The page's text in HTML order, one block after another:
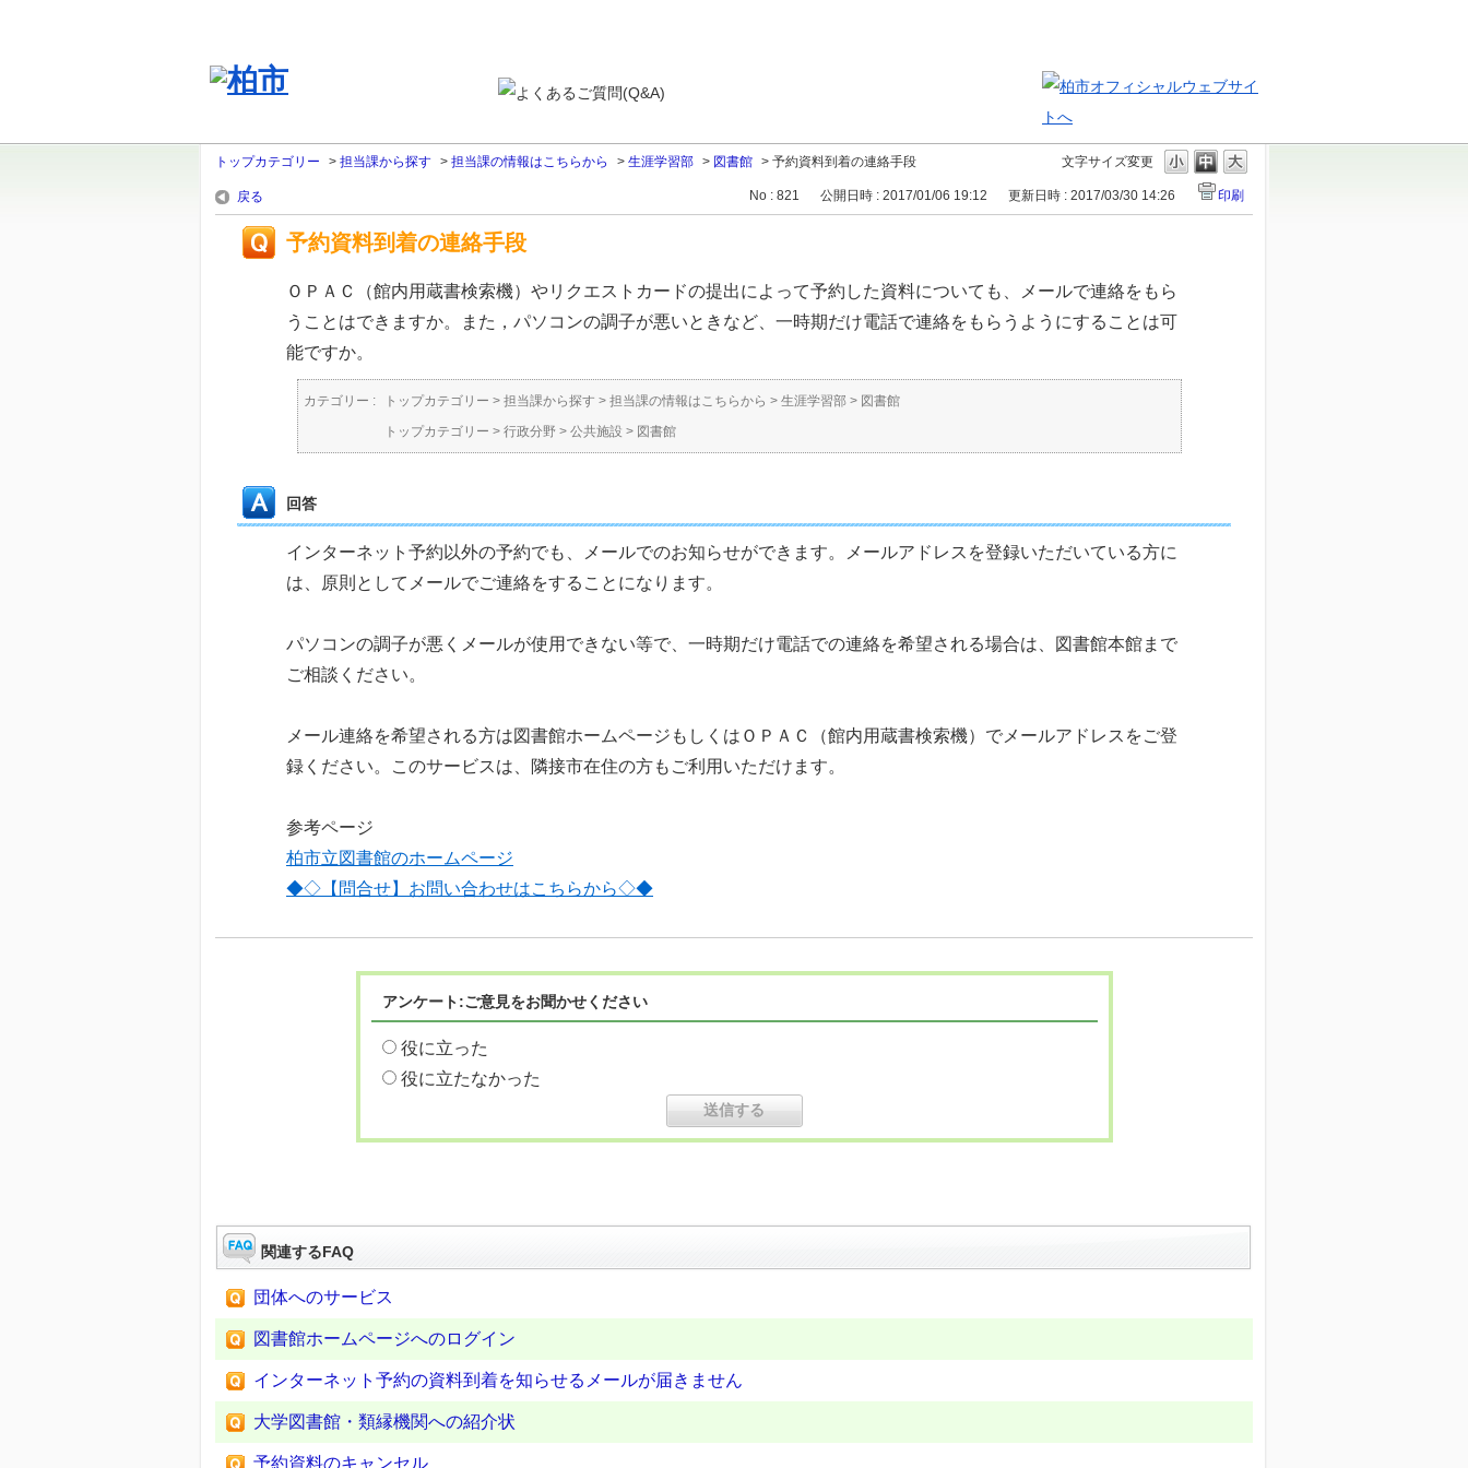
文字サイズ変更
トップカテゴリー > 担当課から探す > 担当課の情報はこちらから > 生涯学習部 > 図書館 > 予約資料到着の連絡手段
戻る No : 821 公開日時 : 2017/01/06 19:12 更新日時 : 2017/03/30 14:26 印刷
予約資料到着の連絡手段
ＯＰＡＣ（館内用蔵書検索機）やリクエストカードの提出によって予約した資料についても、メールで連絡をもら
うことはできますか。また，パソコンの調子が悪いときなど、一時期だけ電話で連絡をもらうようにすることは可
能ですか。
カテゴリー : トップカテゴリー > 担当課から探す > 担当課の情報はこちらから > 生涯学習部 > 図書館
トップカテゴリー > 行政分野 > 公共施設 > 図書館
回答
インターネット予約以外の予約でも、メールでのお知らせができます。メールアドレスを登録いただいている方に
は、原則としてメールでご連絡をすることになります。
パソコンの調子が悪くメールが使用できない等で、一時期だけ電話での連絡を希望される場合は、図書館本館まで
ご相談ください。
メール連絡を希望される方は図書館ホームページもしくはＯＰＡＣ（館内用蔵書検索機）でメールアドレスをご登
録ください。このサービスは、隣接市在住の方もご利用いただけます。
参考ページ
柏市立図書館のホームページ
◆◇【問合せ】お問い合わせはこちらから◇◆
アンケート:ご意見をお聞かせください
役に立った
役に立たなかった
関連するFAQ
団体へのサービス
図書館ホームページへのログイン
インターネット予約の資料到着を知らせるメールが届きません
大学図書館・類縁機関への紹介状
予約資料のキャンセル